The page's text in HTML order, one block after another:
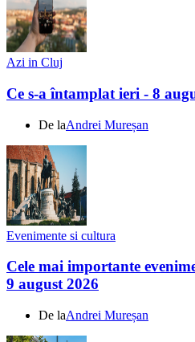
Azi in Cluj
Ce s-a întamplat ieri - 8
De laAndrei Mureșan
Evenimente si cultura
Cele mai importante
9 august 2026
De laAndrei Mureșan